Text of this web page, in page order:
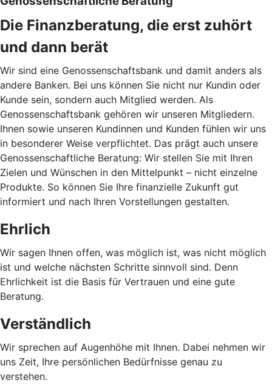
Die Finanzberatung, die erst zuhört
und dann berät
Wir sind eine Genossenschaftsbank und damit anders als
andere Banken. Bei uns können Sie nicht nur Kundin oder
Kunde sein, sondern auch Mitglied werden. Als
Genossenschaftsbank gehören wir unseren Mitgliedern.
Ihnen sowie unseren Kundinnen und Kunden fühlen wir uns
in besonderer Weise verpflichtet. Das prägt auch unsere
Genossenschaftliche Beratung: Wir stellen Sie mit Ihren
Zielen und Wünschen in den Mittelpunkt – nicht einzelne
Produkte. So können Sie Ihre finanzielle Zukunft gut
informiert und nach Ihren Vorstellungen gestalten.
Ehrlich
Wir sagen Ihnen offen, was möglich ist, was nicht möglich
ist und welche nächsten Schritte sinnvoll sind. Denn
Ehrlichkeit ist die Basis für Vertrauen und eine gute
Beratung.
Verständlich
Wir sprechen auf Augenhöhe mit Ihnen. Dabei nehmen wir
uns Zeit, Ihre persönlichen Bedürfnisse genau zu
verstehen.